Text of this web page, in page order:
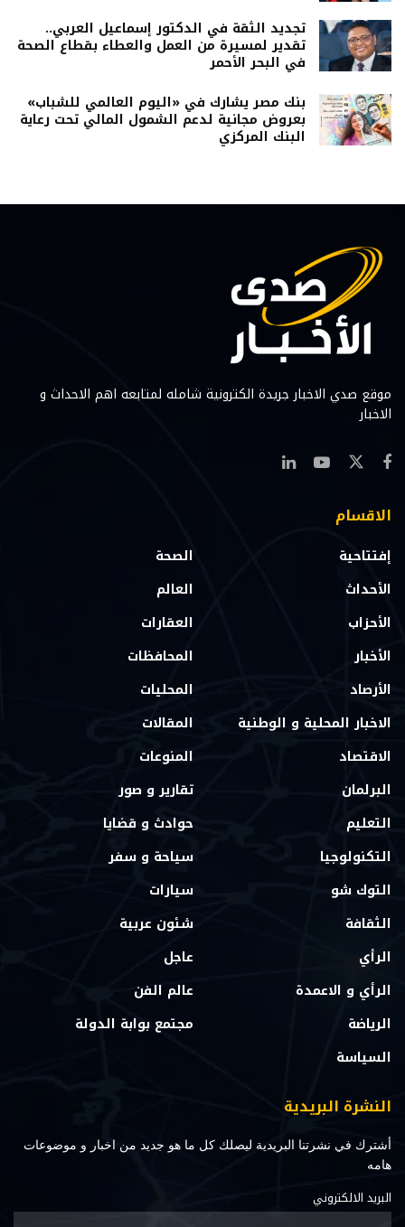
تجديد الثقة في الدكتور إسماعيل العربي..
تقدير لمسيرة من العمل والعطاء بقطاع الصحة
في البحر الأحمر
بنك مصر يشارك في «اليوم العالمي للشباب»
بعروض مجانية لدعم الشمول المالي تحت رعاية
البنك المركزي
موقع صدي الاخبار جريدة الكترونية شامله لمتابعه اهم الاحداث و
الاخبار
الاقسام
إفتتاحية
الأحداث
الأحزاب
الأخبار
الأرصاد
الاخبار المحلية و الوطنية
الاقتصاد
البرلمان
التعليم
التكنولوجيا
التوك شو
الثقافة
الرأي
الرأي و الاعمدة
الرياضة
السياسة
الصحة
العالم
العقارات
المحافظات
المحليات
المقالات
المنوعات
تقارير و صور
حوادث و قضايا
سياحة و سفر
سيارات
شئون عربية
عاجل
عالم الفن
مجتمع بوابة الدولة
النشرة البريدية
أشترك في نشرتنا البريدية ليصلك كل ما هو جديد من اخبار و موضوعات
هامه
البريد الالكتروني